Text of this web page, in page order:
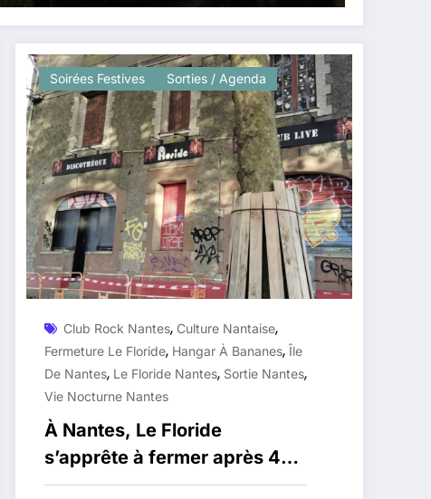
Soirées Festives Sorties / Agenda
Club Rock Nantes, Culture Nantaise,
Fermeture Le Floride, Hangar À Bananes,Île
De Nantes, Le Floride Nantes, Sortie Nantes,
Vie Nocturne Nantes
À Nantes, Le Floride
s’apprête à fermer après 47
ans de nuits rock